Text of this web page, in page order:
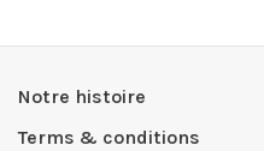
Notre histoire
Terms & conditions